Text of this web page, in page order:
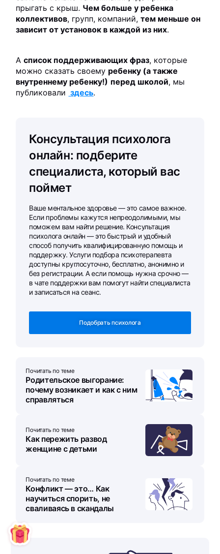
прыгать с крыш. Чем больше у ребенка
коллективов, групп, компаний,тем меньше он
зависит от установок в каждой из них.
Асписок поддерживающих фраз, которые
можно сказать своему ребенку (а также
внутреннему ребенку!) перед школой, мы
публиковали здесь.
Консультация психолога
онлайн: подберите
специалиста, который вас
поймет
Ваше ментальное здоровье — это самое важное.
Если проблемы кажутся непреодолимыми, мы
поможем вам найти решение. Консультация
психолога онлайн — это быстрый и удобный
способ получить квалифицированную помощь и
поддержку. Услуги подбора психотерапевта
доступны круглосуточно, бесплатно, анонимно и
без регистрации. А если помощь нужна срочно —
в чате поддержки вам помогут найти специалиста
и записаться на сеанс.
Подобрать психолога
Почитать по теме
Родительское выгорание:
почему возникает и как с ним
справляться
Почитать по теме
Как пережить развод
женщине с детьми
Почитать по теме
Конфликт — это… Как
научиться спорить, не
сваливаясь в скандалы